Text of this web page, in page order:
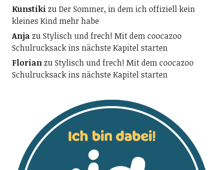
KunstikizuDer Sommer, in dem ich offiziell kein
kleines Kind mehr habe
AnjazuStylisch und frech! Mit dem coocazoo
Schulrucksack ins nächste Kapitel starten
FlorianzuStylisch und frech! Mit dem coocazoo
Schulrucksack ins nächste Kapitel starten